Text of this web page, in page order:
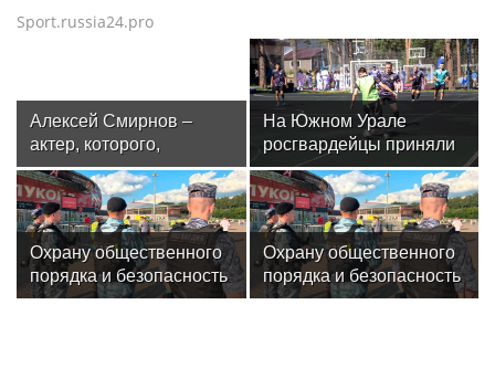
Sport.russia24.pro
Алексей Смирнов –
актер, которого,
надеюсь, еще не
забыли
На Южном Урале
росгвардейцы приняли
участие в спортивных
состязаниях,
приуроченных ко Дню
физкультурника
Охрану общественного
порядка и безопасность
на футбольном матче в
Охрану общественного
порядка и безопасность
на футбольном матче в